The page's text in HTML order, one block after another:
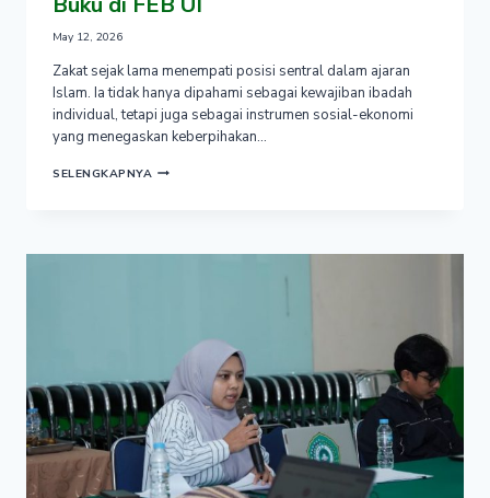
May 12, 2026
Zakat sejak lama menempati posisi sentral dalam ajaran
Islam. Ia tidak hanya dipahami sebagai kewajiban ibadah
individual, tetapi juga sebagai instrumen sosial-ekonomi
yang menegaskan keberpihakan…
SELENGKAPNYA MAHASISWA
IIQ
KONTEMPORER
BEDAH
BUKU
DI
FEB
UI